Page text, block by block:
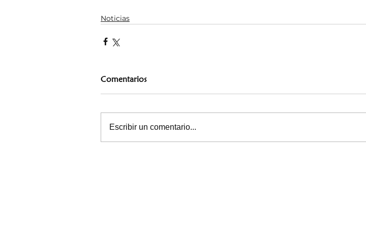
Noticias
Comentarios
Escribir un comentario...